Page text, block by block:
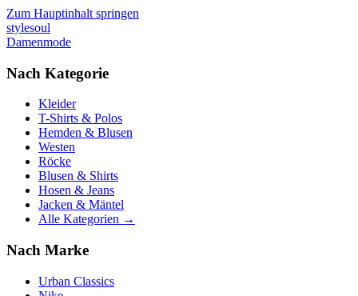
Zum Hauptinhalt springen
stylesoul
Damenmode
Nach Kategorie
Kleider
T-Shirts & Polos
Hemden & Blusen
Westen
Röcke
Blusen & Shirts
Hosen & Jeans
Jacken & Mäntel
Alle Kategorien →
Nach Marke
Urban Classics